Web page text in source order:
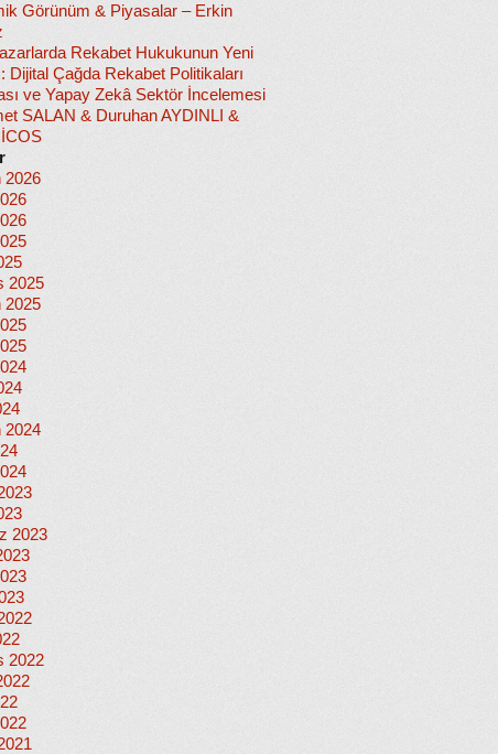
Görünüm & Piyasalar – Erkin
Rekabet Hukukunun Yeni
Dijital Çağda Rekabet Politikaları
ve Yapay Zekâ Sektör İncelemesi
SALAN & Duruhan AYDINLI &
2026
2025
2025
2024
2023
2022